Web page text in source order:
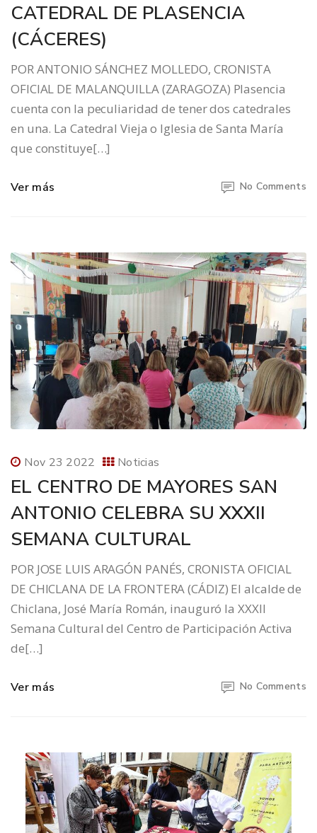
CATEDRAL DE PLASENCIA
(CÁCERES)
POR ANTONIO SÁNCHEZ MOLLEDO, CRONISTA
OFICIAL DE MALANQUILLA (ZARAGOZA) Plasencia
cuenta con la peculiaridad de tener dos catedrales
en una. La Catedral Vieja o Iglesia de Santa María
que constituye[…]
Ver más No Comments
Nov 23 2022 Noticias
EL CENTRO DE MAYORES SAN
ANTONIO CELEBRA SU XXXII
SEMANA CULTURAL
POR JOSE LUIS ARAGÓN PANÉS, CRONISTA OFICIAL
DE CHICLANA DE LA FRONTERA (CÁDIZ) El alcalde de
Chiclana, José María Román, inauguró la XXXII
Semana Cultural del Centro de Participación Activa
de[…]
Ver más No Comments